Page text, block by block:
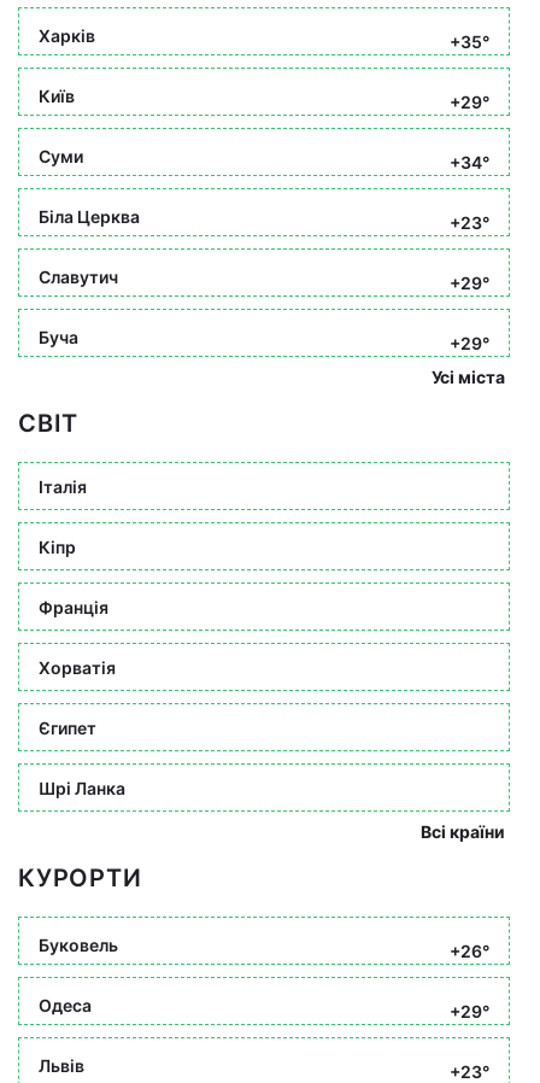
Харків +35°
Київ +29°
Суми +34°
Біла Церква +23°
Славутич +29°
Буча
+29°
Усі міста
СВІТ
Італія
Кіпр
Франція
Хорватія
Єгипет
Шрі Ланка
Всі країни
КУРОРТИ
Буковель +26°
Одеса +29°
Львів +23°